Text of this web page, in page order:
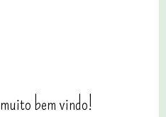
bem vindo!